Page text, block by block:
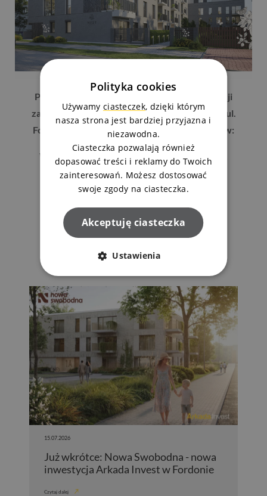
Po więcej informacji na temat nowej inwestycji
zapraszamy do naszego Biura Sprzedaży przy ul.
Fordońskiej 2 w Bydgoszczy oraz do Doradców:
Wioleta Daniłowska, tel. 525 119 013
Marek Jasiński, tel. 525 119 016
Ostatnie aktualności
15.07.2026
Już wkrótce: Nowa Swobodna - nowa
inwestycja Arkada Invest w Fordonie
Czytaj dalej
Polityka cookies
Używamy ciasteczek, dzięki którym
nasza strona jest bardziej przyjazna i
niezawodna.
Ciasteczka pozwalają również
dopasować treści i reklamy do Twoich
zainteresowań. Możesz dostosować
swoje zgody na ciasteczka.
Akceptuję ciasteczka
Ustawienia